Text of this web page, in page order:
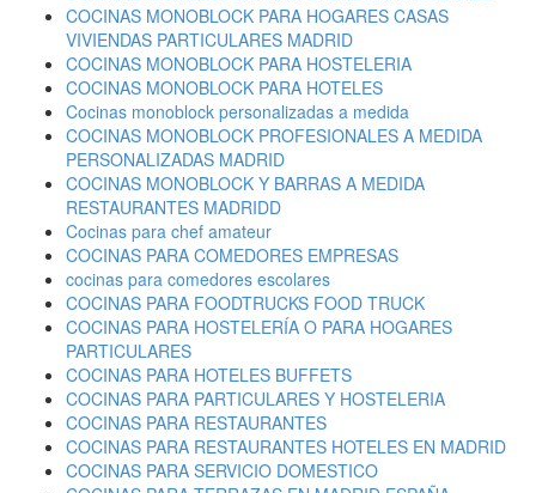
COCINAS MONOBLOCK PARA HOGARES CASAS
VIVIENDAS PARTICULARES MADRID
COCINAS MONOBLOCK PARA HOSTELERIA
COCINAS MONOBLOCK PARA HOTELES
Cocinas monoblock personalizadas a medida
COCINAS MONOBLOCK PROFESIONALES A MEDIDA
PERSONALIZADAS MADRID
COCINAS MONOBLOCK Y BARRAS A MEDIDA
RESTAURANTES MADRIDD
Cocinas para chef amateur
COCINAS PARA COMEDORES EMPRESAS
cocinas para comedores escolares
COCINAS PARA FOODTRUCKS FOOD TRUCK
COCINAS PARA HOSTELERÍA O PARA HOGARES
PARTICULARES
COCINAS PARA HOTELES BUFFETS
COCINAS PARA PARTICULARES Y HOSTELERIA
COCINAS PARA RESTAURANTES
COCINAS PARA RESTAURANTES HOTELES EN MADRID
COCINAS PARA SERVICIO DOMESTICO